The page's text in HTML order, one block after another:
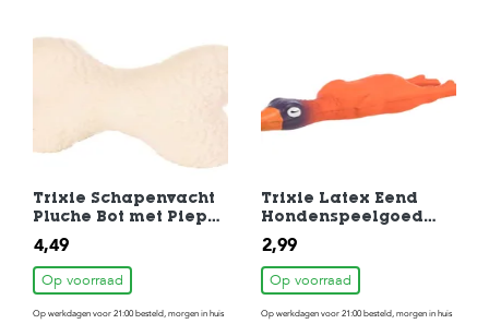
Trixie Schapenvacht
Pluche Bot met Pieper
Hondenspeelgoed
20cm
4,49
Op voorraad
Op werkdagen voor 21:00 besteld, morgen in huis
Trixie Latex Eend
Hondenspeelgoed
met Geluid 14 cm
2,99
Op voorraad
Op werkdagen voor 21:00 besteld, morgen in huis